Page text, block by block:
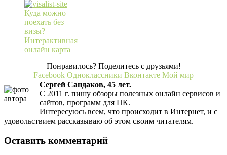
Куда можно
поехать без
визы?
Интерактивная
онлайн карта
Понравилось? Поделитесь с друзьями!
Facebook Одноклассники Вконтакте Мой мир
Сергей Сандаков, 45 лет.
С 2011 г. пишу обзоры полезных онлайн сервисов и
сайтов, программ для ПК.
Интересуюсь всем, что происходит в Интернет, и с
удовольствием рассказываю об этом своим читателям.
Оставить комментарий